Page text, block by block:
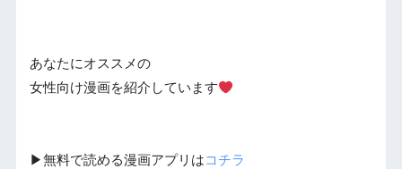
あなたにオススメの
女性向け漫画を紹介しています
▶︎無料で読める漫画アプリはコチラ